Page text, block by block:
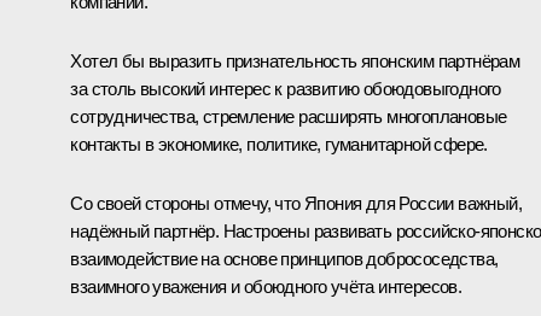
Хотел бы выразить признательность японским партнёрам
за столь высокий интерес к развитию обоюдовыгодного
сотрудничества, стремление расширять многоплановые
контакты в экономике, политике, гуманитарной сфере.
Со своей стороны отмечу, что Япония для России важный,
надёжный партнёр. Настроены развивать российско-
взаимодействие на основе принципов добрососедства,
взаимного уважения и обоюдного учёта интересов.